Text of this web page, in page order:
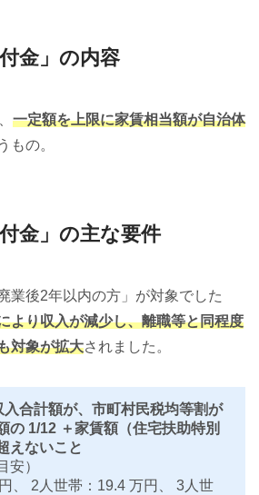
金」の内容
一定額を上限に家賃相当額が自治体
もの。
金」の主な要件
業後2年以内の方」が対象でした
より収入が減少し、離職等と同程度
対象が拡大されました。
合計額が、市町村民税均等割が
の 1/12 ＋家賃額（住宅扶助特別
えないこと
安）
、 2人世帯：19.4 万円、 3人世